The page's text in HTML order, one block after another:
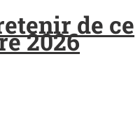
de ce
2026